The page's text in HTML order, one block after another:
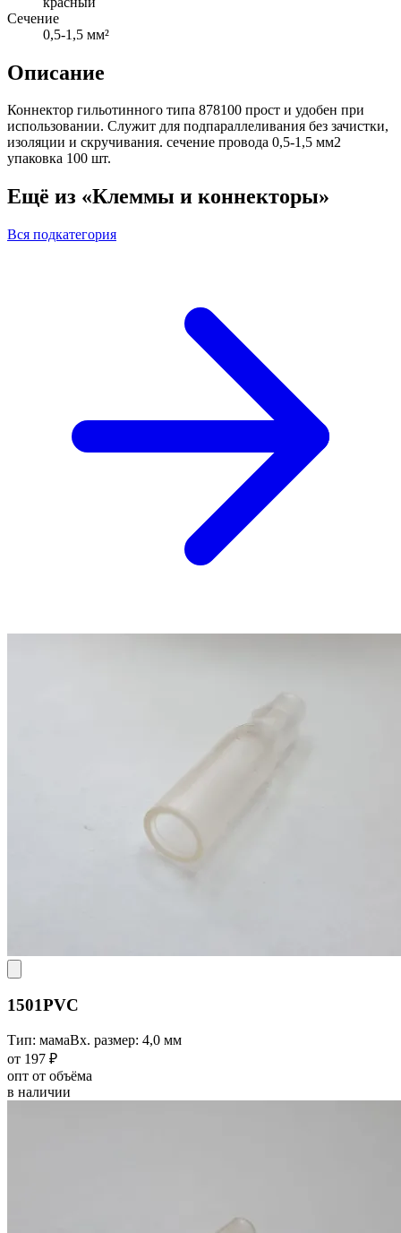
Сечение
0,5-1,5 мм²
Описание
Коннектор гильотинного типа 878100 прост и удобен при
использовании. Служит для подпараллеливания без зачистки,
изоляции и скручивания. сечение провода 0,5-1,5 мм2
упаковка 100 шт.
Ещё из «Клеммы и коннекторы»
Вся подкатегория
1501PVC
Тип: мамаВх. размер: 4,0 мм
от 197 ₽
опт от объёма
в наличии